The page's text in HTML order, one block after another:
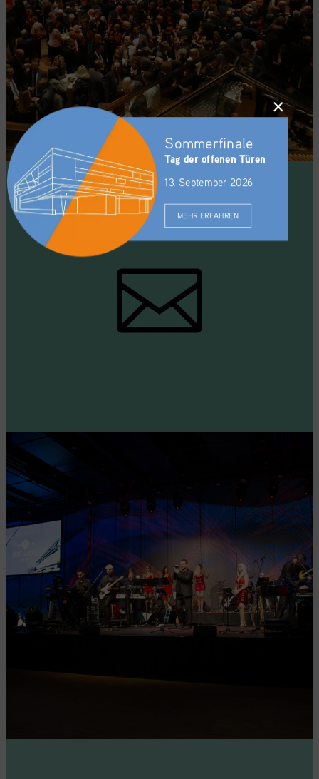
Sie möchten eine Veranstaltung im BODENSEEFORUM
KONSTANZ planen? Senden Sie uns Ihre Anfrage an
info@bodenseeforum-konstanz.de
Sommerfinale
Tag der offenen Türen
13. September 2026
×
MEHR ERFAHREN